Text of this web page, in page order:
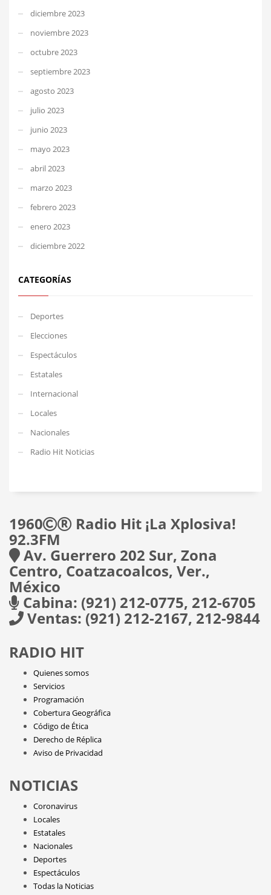
diciembre 2023
noviembre 2023
octubre 2023
septiembre 2023
agosto 2023
julio 2023
junio 2023
mayo 2023
abril 2023
marzo 2023
febrero 2023
enero 2023
diciembre 2022
CATEGORÍAS
Deportes
Elecciones
Espectáculos
Estatales
Internacional
Locales
Nacionales
Radio Hit Noticias
1960 Radio Hit ¡La Xplosiva!
92.3FM
Av. Guerrero 202 Sur, Zona
Centro, Coatzacoalcos, Ver.,
México
Cabina: (921) 212-0775, 212-6705
Ventas: (921) 212-2167, 212-9844
RADIO HIT
Quienes somos
Servicios
Programación
Cobertura Geográfica
Código de Ética
Derecho de Réplica
Aviso de Privacidad
NOTICIAS
Coronavirus
Locales
Estatales
Nacionales
Deportes
Espectáculos
Todas la Noticias